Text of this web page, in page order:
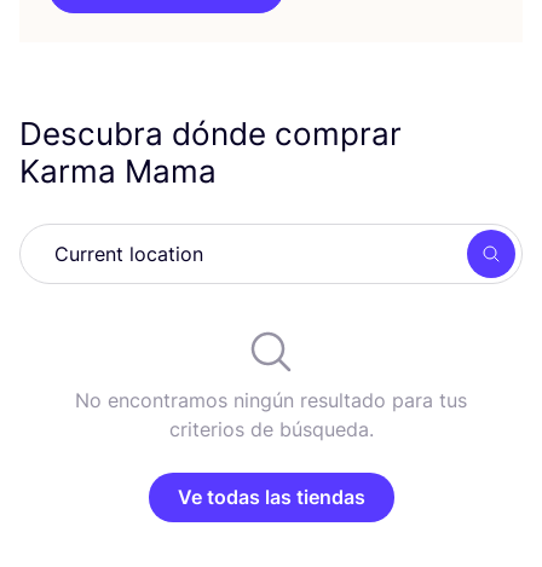
Descubra dónde comprar
Karma Mama
No encontramos ningún resultado para tus
criterios de búsqueda.
Ve todas las tiendas